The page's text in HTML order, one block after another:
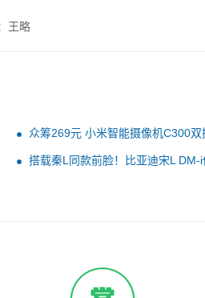
王略
众筹269元 小米智能摄像机C300
搭载秦L同款前脸！比亚迪宋L DM-